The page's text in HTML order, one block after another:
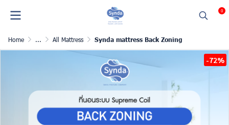
0
Home ... All Mattress Synda mattress Back Zoning
-72%